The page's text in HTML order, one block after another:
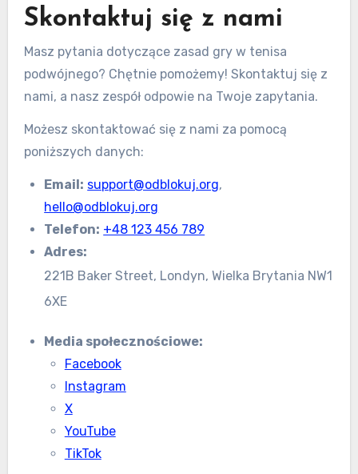
Skontaktuj się z nami
Masz pytania dotyczące zasad gry w tenisa
podwójnego? Chętnie pomożemy! Skontaktuj się z
nami, a nasz zespół odpowie na Twoje zapytania.
Możesz skontaktować się z nami za pomocą
poniższych danych:
Email: support@odblokuj.org,
hello@odblokuj.org
Telefon: +48 123 456 789
Adres:
221B Baker Street, Londyn, Wielka Brytania NW1
6XE
Media społecznościowe:
Facebook
Instagram
X
YouTube
TikTok